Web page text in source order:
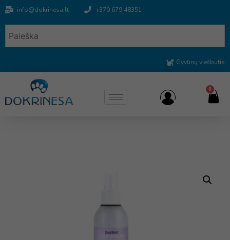
info@dokrinesa.lt +370 679 48351
Gyvūnų viešbutis
0